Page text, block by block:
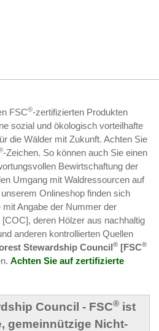
FSC®-zertifizierten Produkten
sozial und ökologisch vorteilhafte
die Wälder mit Zukunft. Achten Sie
-Zeichen. So können auch Sie einen
Bewirtschaftung der
Umgang mit Waldressourcen auf
Onlineshop finden sich
Angabe der Nummer der
deren Hölzer aus nachhaltig
anderen kontrollierten Quellen
Stewardship Council ® [FSC®
Achten Sie auf zertifizierte
Council - FSC® ist
gemeinnützige Nicht-